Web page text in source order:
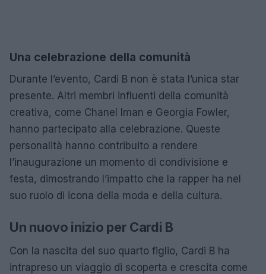
Una celebrazione della comunità
Durante l’evento, Cardi B non è stata l’unica star
presente. Altri membri influenti della comunità
creativa, come Chanel Iman e Georgia Fowler,
hanno partecipato alla celebrazione. Queste
personalità hanno contribuito a rendere
l’inaugurazione un momento di condivisione e
festa, dimostrando l’impatto che la rapper ha nel
suo ruolo di icona della moda e della cultura.
Un nuovo inizio per Cardi B
Con la nascita del suo quarto figlio, Cardi B ha
intrapreso un viaggio di scoperta e crescita come